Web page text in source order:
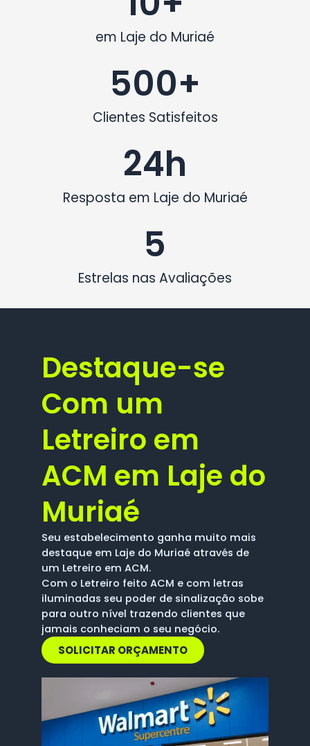
em Laje do Muriaé
Clientes Satisfeitos
500+
Resposta em Laje do Muriaé
24h
Estrelas nas Avaliações
5
Destaque-se
Com um
Letreiro em
ACM em Laje do
Muriaé
Seu estabelecimento ganha muito mais
destaque em Laje do Muriaé através de
um Letreiro em ACM.
Com o Letreiro feito ACM e com letras
iluminadas seu poder de sinalização sobe
para outro nível trazendo clientes que
jamais conheciam o seu negócio.
SOLICITAR ORÇAMENTO